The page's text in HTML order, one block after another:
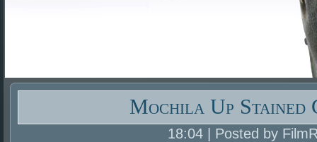
Mochila Up Stained
18:04 | Posted by